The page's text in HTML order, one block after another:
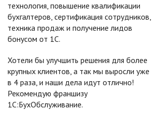
технология, повышение квалификации
бухгалтеров, сертификация сотрудников,
техника продаж и получение лидов
бонусом от 1С.
Хотели бы улучшить решения для более
крупных клиентов, а так мы выросли уже
в 4 раза, и наши дела идут отлично!
Рекомендую франшизу
1С:БухОбслуживание.